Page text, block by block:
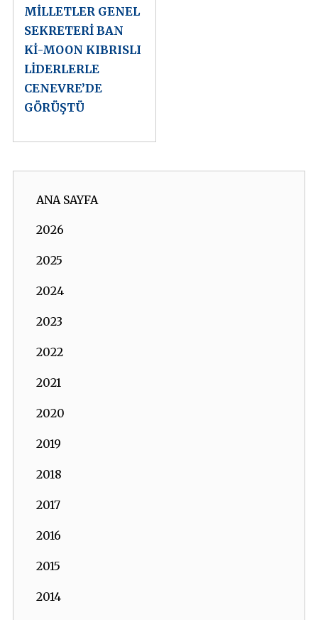
MİLLETLER GENEL
SEKRETERİ BAN
Kİ-MOON KIBRISLI
LİDERLERLE
CENEVRE’DE
GÖRÜŞTÜ
ANA SAYFA
2026
2025
2024
2023
2022
2021
2020
2019
2018
2017
2016
2015
2014